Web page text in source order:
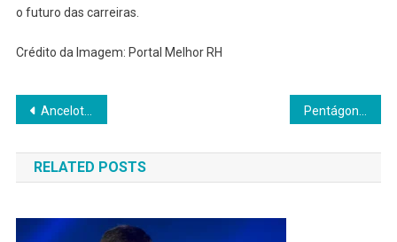
o futuro das carreiras.
Crédito da Imagem: Portal Melhor RH
Navegação
de
Post
Ancelotti Renova Contrato com CBF até 2030 para Levar Brasil ao Topo
RELATED POSTS